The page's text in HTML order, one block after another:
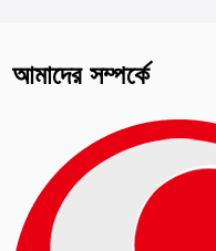
আমাদের সম্পর্কে